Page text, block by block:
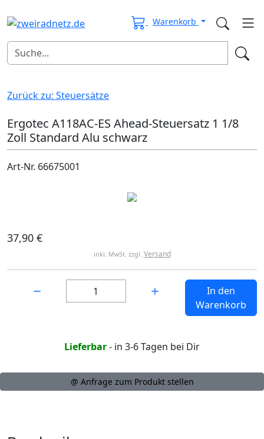
Warenkorb
Zurück zu: Steuersätze
Ergotec A118AC-ES Ahead-Steuersatz 1 1/8
Zoll Standard Alu schwarz
Art-Nr. 66675001
37,90 €
inkl. MwSt. zzgl. Versand
In den
Warenkorb
Lieferbar- in 3-6 Tagen bei Dir
@ Anfrage zum Produkt stellen